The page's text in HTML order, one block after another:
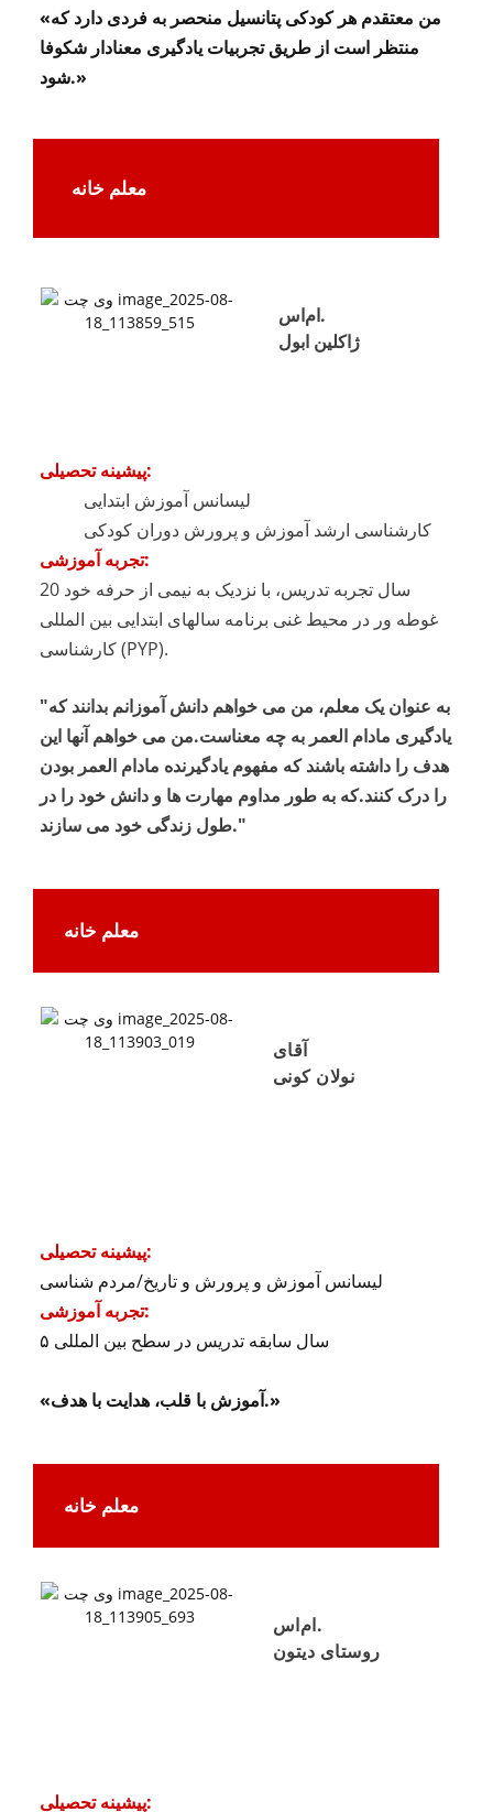
«من معتقدم هر کودکی پتانسیل منحصر به فردی دارد که
منتظر است از طریق تجربیات یادگیری معنادار شکوفا
شود.»
معلم خانه
ام‌اس.
ژاکلین ابول
پیشینه تحصیلی:
لیسانس آموزش ابتدایی
کارشناسی ارشد آموزش و پرورش دوران کودکی
تجربه آموزشی:
20 سال تجربه تدریس، با نزدیک به نیمی از حرفه خود
غوطه ور در محیط غنی برنامه سالهای ابتدایی بین المللی
کارشناسی (PYP).
"به عنوان یک معلم، من می خواهم دانش آموزانم بدانند که
یادگیری مادام العمر به چه معناست.من می خواهم آنها این
هدف را داشته باشند که مفهوم یادگیرنده مادام العمر بودن
را درک کنند.که به طور مداوم مهارت ها و دانش خود را در
طول زندگی خود می سازند."
معلم خانه
آقای
نولان کونی
پیشینه تحصیلی:
لیسانس آموزش و پرورش و تاریخ/مردم شناسی
تجربه آموزشی:
۵ سال سابقه تدریس در سطح بین المللی
«آموزش با قلب، هدایت با هدف.»
معلم خانه
ام‌اس.
روستای دیتون
پیشینه تحصیلی: